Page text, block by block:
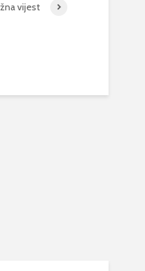
vijest